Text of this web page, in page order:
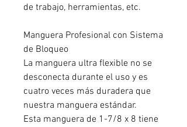
de trabajo, herramientas, etc.
Manguera Profesional con Sistema
de Bloqueo
La manguera ultra flexible no se
desconecta durante el uso y es
cuatro veces más duradera que
nuestra manguera estándar.
Esta manguera de 1-7/8 x 8 tiene